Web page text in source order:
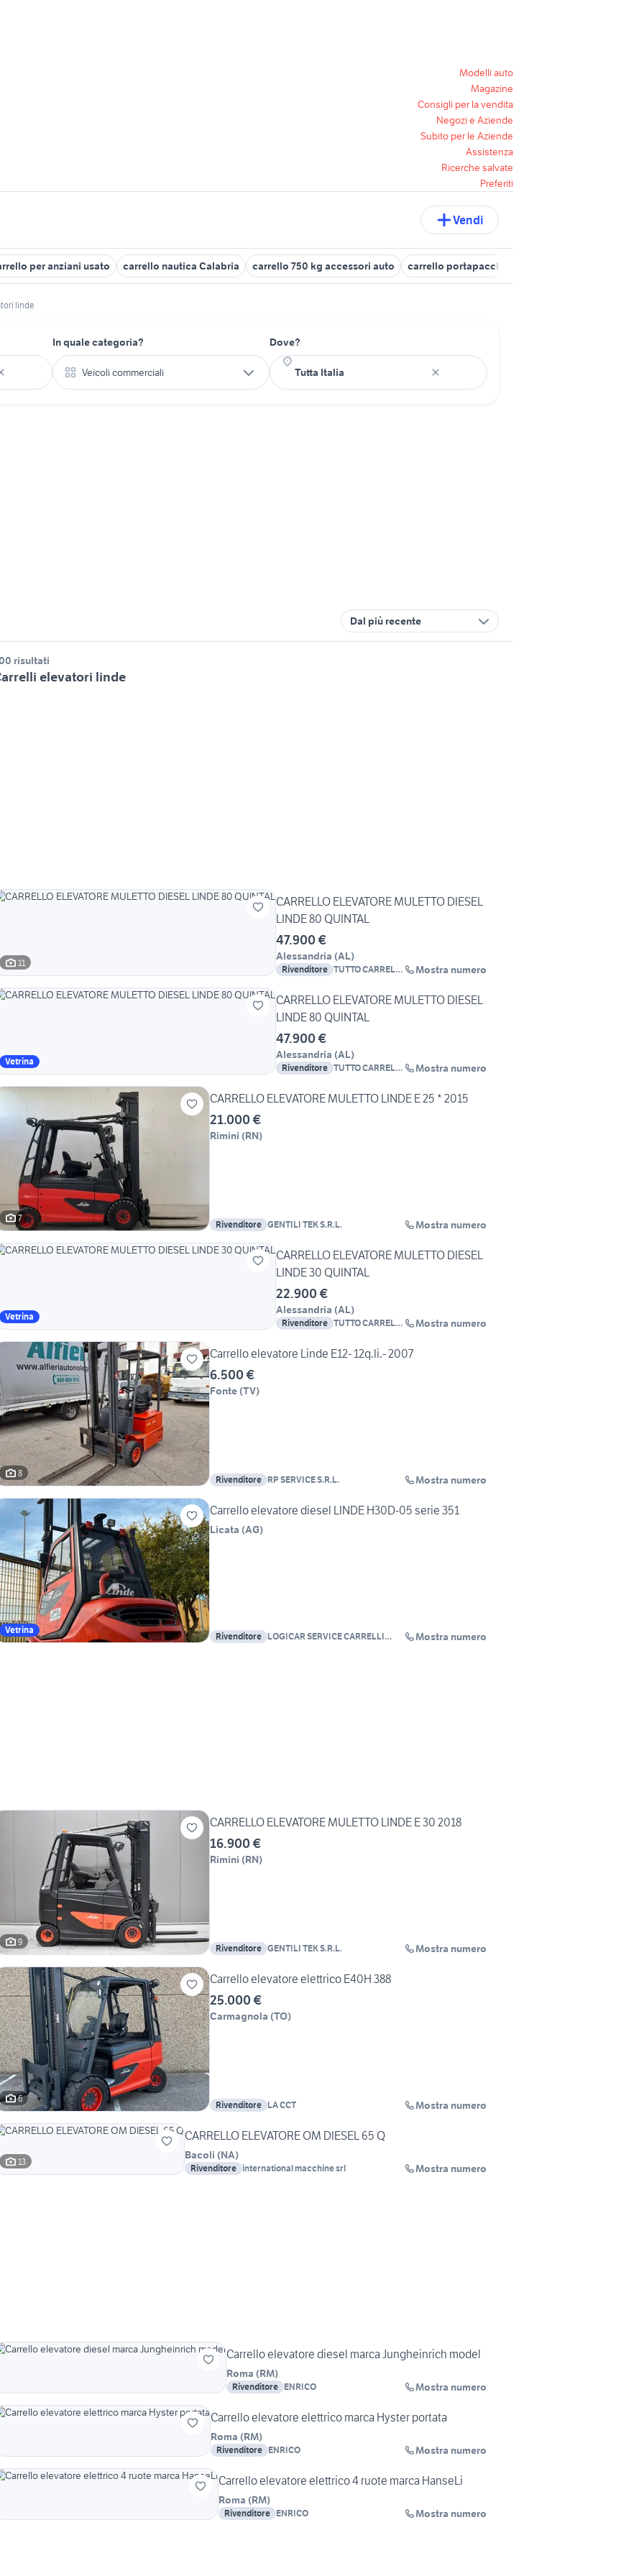
Modelli auto
Magazine
Consigli per la vendita
Negozi e Aziende
Subito per le Aziende
Assistenza
Ricerche salvate
Preferiti
Vendi
per anziani usato carrello nautica Calabria carrello 750 kg accessori auto carrello portapacchi usato
linde
In quale categoria?
Veicoli commerciali
Dove?
Dal più recente
risultati
elevatori linde
11
CARRELLO ELEVATORE MULETTO DIESEL
LINDE 80 QUINTAL
47.900 €
Alessandria (AL)
Rivenditore TUTTO CARRELLI
Mostra numero
Vetrina
CARRELLO ELEVATORE MULETTO DIESEL
LINDE 80 QUINTAL
47.900 €
Alessandria (AL)
Rivenditore TUTTO CARRELLI
Mostra numero
7
CARRELLO ELEVATORE MULETTO LINDE E 25 * 2015
21.000 €
Rimini (RN)
Rivenditore GENTILI TEK S.R.L. Mostra numero
Vetrina
CARRELLO ELEVATORE MULETTO DIESEL
LINDE 30 QUINTAL
22.900 €
Alessandria (AL)
Rivenditore TUTTO CARRELLI
Mostra numero
8
Carrello elevatore Linde E12- 12q.li.- 2007
6.500 €
Fonte (TV)
Rivenditore RP SERVICE S.R.L. Mostra numero
Vetrina
Carrello elevatore diesel LINDE H30D-05 serie 351
Licata (AG)
Rivenditore LOGICAR SERVICE CARRELLI
Mostra numero
9
CARRELLO ELEVATORE MULETTO LINDE E 30 2018
16.900 €
Rimini (RN)
Rivenditore GENTILI TEK S.R.L. Mostra numero
6
Carrello elevatore elettrico E40H 388
25.000 €
Carmagnola (TO)
Rivenditore LA CCT Mostra numero
13
CARRELLO ELEVATORE OM DIESEL 65 Q
Bacoli (NA)
Rivenditore international macchine srl Mostra numero
Carrello elevatore diesel marca Jungheinrich model
Roma (RM)
Rivenditore ENRICO Mostra numero
Carrello elevatore elettrico marca Hyster portata
Roma (RM)
Rivenditore ENRICO Mostra numero
Carrello elevatore elettrico 4 ruote marca HanseLi
Roma (RM)
Rivenditore ENRICO Mostra numero